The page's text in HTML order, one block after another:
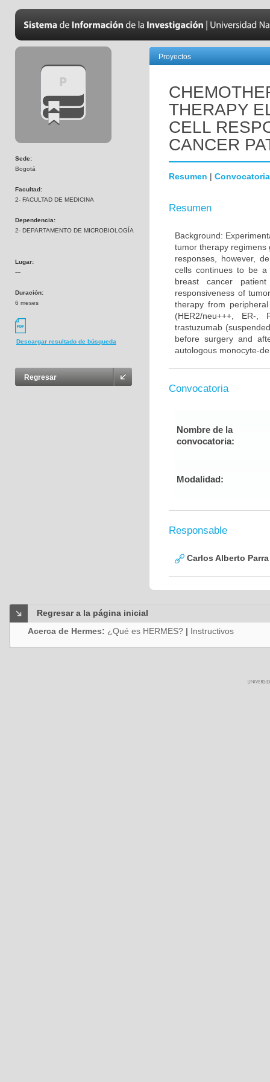
Sede:
Bogotá
Facultad:
2- FACULTAD DE MEDICINA
Dependencia:
2- DEPARTAMENTO DE MICROBIOLOGÍA
Lugar:
---
Duración:
6 meses
Descargar resultado de búsqueda
Regresar
Proyectos
THERAPY
CELL
CANCER
Resumen | Convocatoria
Resumen
Background:
tumor therapy regimens
responses, however,
cells continues to be a
breast cancer
responsiveness of
therapy from
(HER2/neu+++, ER-,
trastuzumab
before surgery and
autologous monocyte-
Convocatoria
Nombre de la
convocatoria:
Modalidad:
Responsable
Carlos Alberto
Regresar a la página inicial
Acerca de Hermes: ¿Qué es HERMES? | Instructivos